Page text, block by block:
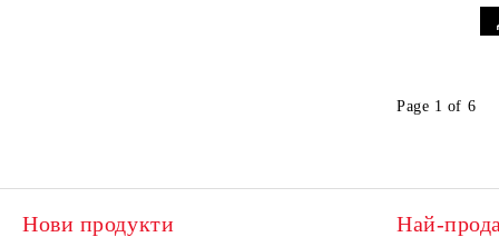
Page 1 of 6
Нови продукти Най-